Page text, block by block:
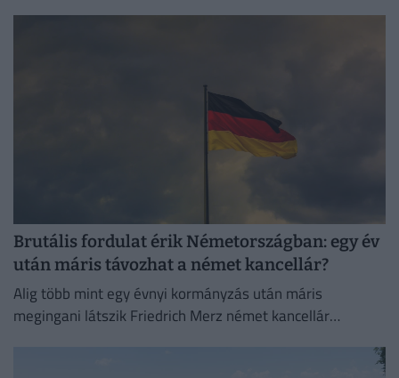
Brutális fordulat érik Németországban: egy év
után máris távozhat a német kancellár?
Alig több mint egy évnyi kormányzás után máris
megingani látszik Friedrich Merz német kancellár